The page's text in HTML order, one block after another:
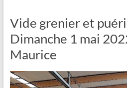
Vide grenier et
Dimanche 1 mai
Maurice